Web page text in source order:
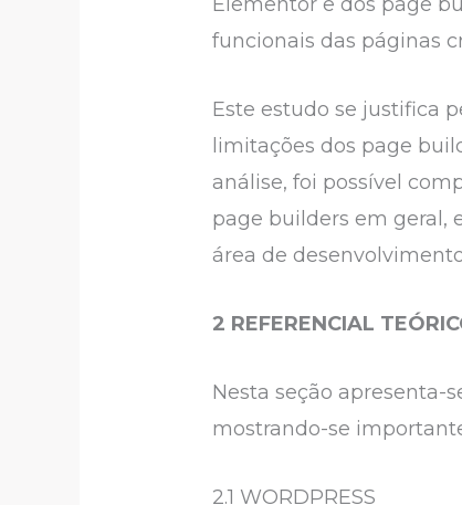
Elementor e dos page
funcionais das páginas
Este estudo se justifica
limitações dos page
análise, foi possível
page builders em geral,
área de
2 REFERENCIAL
Nesta seção apresenta-
mostrando-se
2.1 WORDPRESS